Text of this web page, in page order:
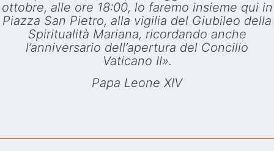
ottobre, alle ore 18:00, lo faremo insieme qui in
Piazza San Pietro, alla vigilia del Giubileo della
Spiritualità Mariana, ricordando anche
l’anniversario dell’apertura del Concilio
Vaticano II».
Papa Leone XIV